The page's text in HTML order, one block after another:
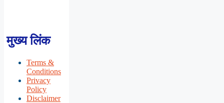
मुख्य लिंक
Terms &
Conditions
Privacy
Policy
Disclaimer